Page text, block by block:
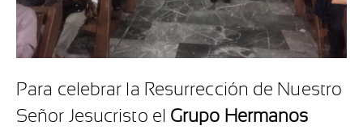
Para celebrar la Resurrección de Nuestro
Señor Jesucristo el Grupo Hermanos